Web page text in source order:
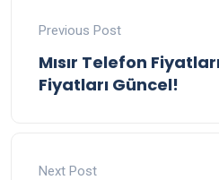
Previous Post
Mısır Telefon
Fiyatları Güncel!
Next Post